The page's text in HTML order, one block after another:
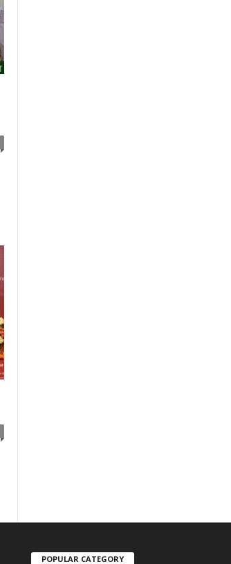
POPULAR CATEGORY